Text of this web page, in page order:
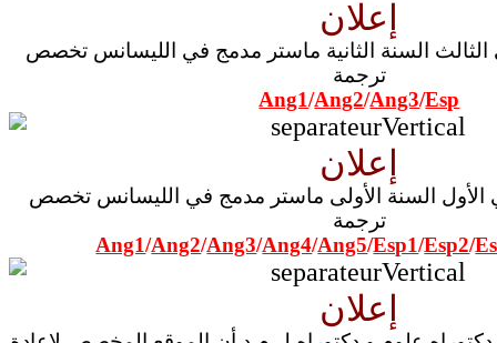
إعلان
ترجمة
Ang1/Ang2/Ang3/Esp
إعلان
ترجمة
Ang1/Ang2/Ang3/Ang4/Ang5/Esp1/Esp2/
إعلان